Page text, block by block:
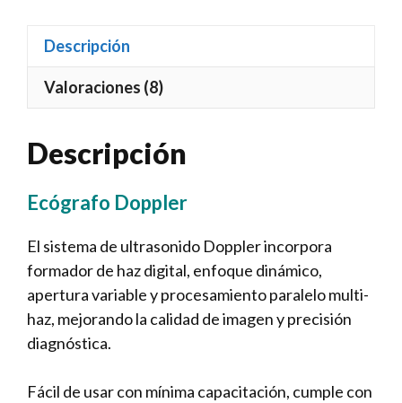
Descripción
Valoraciones (8)
Descripción
Ecógrafo Doppler
El sistema de ultrasonido Doppler incorpora
formador de haz digital, enfoque dinámico,
apertura variable y procesamiento paralelo multi-
haz, mejorando la calidad de imagen y precisión
diagnóstica.
Fácil de usar con mínima capacitación, cumple con